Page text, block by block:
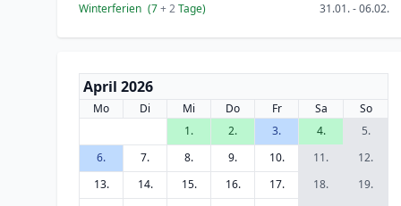
Winterferien (7+ 2Tage) 31.01. - 06.02.
April 2026
Mo Di Mi Do Fr Sa
So
1.
2. 3. 4.
5.
6.
7. 8. 9. 10. 11.
12.
13.
14. 15. 16. 17. 18.
19.